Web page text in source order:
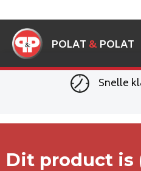
POLAT & POLAT
Snelle
Dit product